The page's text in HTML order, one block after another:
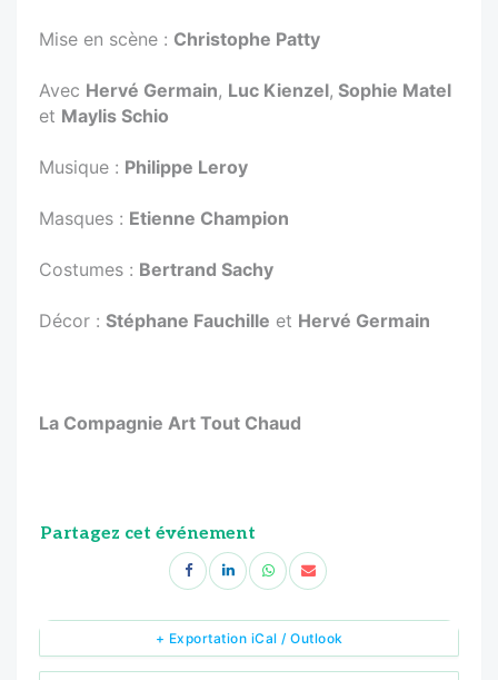
Mise en scène : Christophe Patty
Avec Hervé Germain, Luc Kienzel, Sophie Matel
et Maylis Schio
Musique : Philippe Leroy
Masques : Etienne Champion
Costumes : Bertrand Sachy
Décor : Stéphane Fauchille et Hervé Germain
La Compagnie Art Tout Chaud
Partagez cet événement
+ Exportation iCal / Outlook